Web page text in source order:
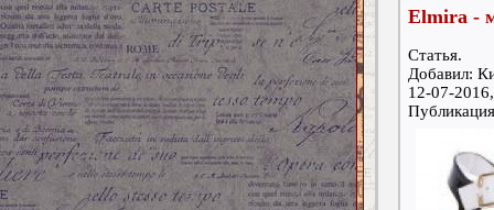
Elmira -
Статья.
Добавил:
12-07-